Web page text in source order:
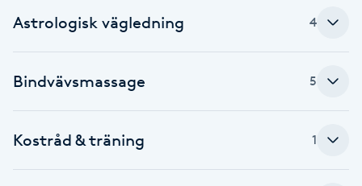
Fotmassage
Fotvård
Astrologisk vägledning 4
Bindvävsmassage 5
Kostråd & träning 1